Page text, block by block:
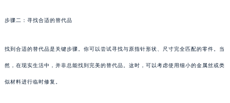
步骤二：寻找合适的替代品
找到合适的替代品是关键步骤。你可以尝试寻找与原指针形状、尺寸完全匹配的零件。当
然，在现实生活中，并非总能找到完美的替代品。这时，可以考虑使用细小的金属丝或类
似材料进行临时修复。